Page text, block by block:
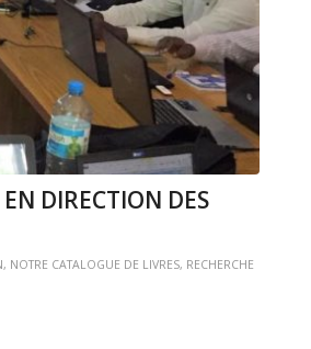
DIRECTION DES
, NOTRE CATALOGUE DE LIVRES, RECHERCHE